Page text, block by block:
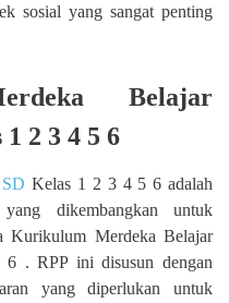
sosial yang sangat penting
Belajar
2 3 4 5 6
Kelas 1 2 3 4 5 6 adalah
dikembangkan untuk
Kurikulum Merdeka Belajar
. RPP ini disusun dengan
yang diperlukan untuk